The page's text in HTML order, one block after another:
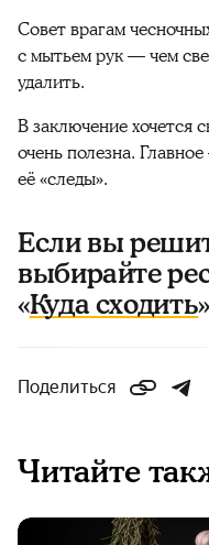
Совет врагам
с мытьем рук — чем
удалить.
В заключение хочется
очень полезна.
её «следы».
Если вы
выбирайте
«Куда сходить
Поделиться
Читайте